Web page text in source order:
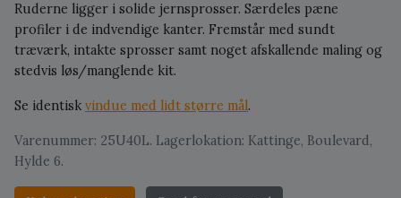
Ruderne ligger i solide jernsprosser. Særdeles pæne
profiler i de indvendige kanter. Fremstår med sundt
træværk, intakte sprosser samt noget afskallende maling og
stedvis løs/manglende kit.
Se identisk vindue med lidt større mål.
Varenummer: 25U40L. Lagerlokation: Kattinge, Boulevard,
Hylde 6.